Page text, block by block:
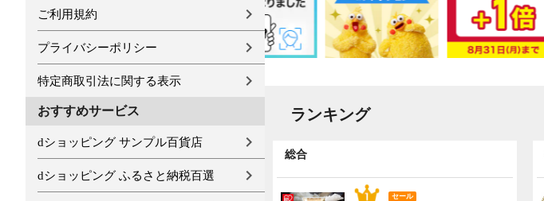
ご利用規約
プライバシーポリシー
特定商取引法に関する表示
おすすめサービス
dショッピング サンプル百貨店
dショッピング ふるさと納税百選
ランキング
総合
セール